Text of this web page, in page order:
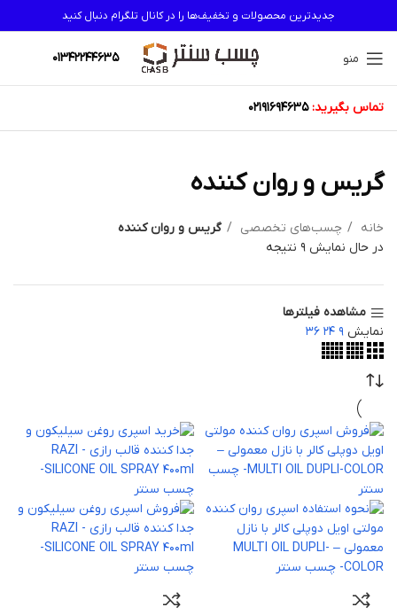
جدیدترین محصولات و تخفیف‌ها را در کانال تلگرام دنبال کنید
منو 01342244635
تماس بگیرید: 02191694635
گریس و روان کننده
خانه چسب‌های تخصصی
گریس و روان کننده
در حال نمایش 9 نتیجه
مشاهده فیلترها
نمایش 9
24
36